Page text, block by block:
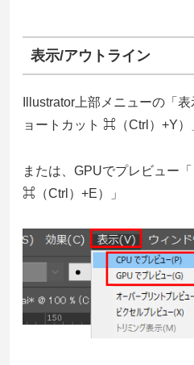
表示/アウトライン
Illustrator上部メニューの「
ョートカット ⌘（Ctrl）+Y）
または、GPUでプレビュー
⌘（Ctrl）+E）」